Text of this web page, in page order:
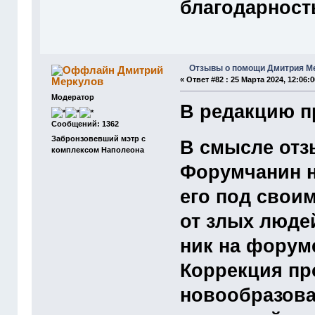
Дмитрий
Меркулов
Модератор
Сообщений: 1362
Забронзовевший мэтр с
комплексом Наполеона
Отзывы о помощи Дмитрия
«Ответ #82 : 25 Марта 2024,
В редакцию
В смысле
Форумчанин
его под
от злых
ник на
Коррекция